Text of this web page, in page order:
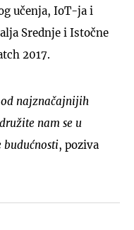
učenja, IoT-ja i
Srednje i Istočne
2017.
najznačajnijih
nam se u
, poziva